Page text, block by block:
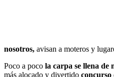
nosotros, avisan a moteros y
Poco a poco la carpa se llena de
más alocado y divertido concurso